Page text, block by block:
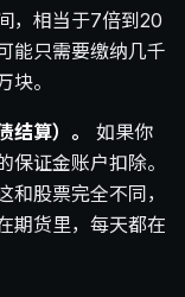
，相当于7倍到20
能只需要缴纳几千
。
算）。
如果你
证金账户扣除。
股票完全不同，
期货里，每天都在